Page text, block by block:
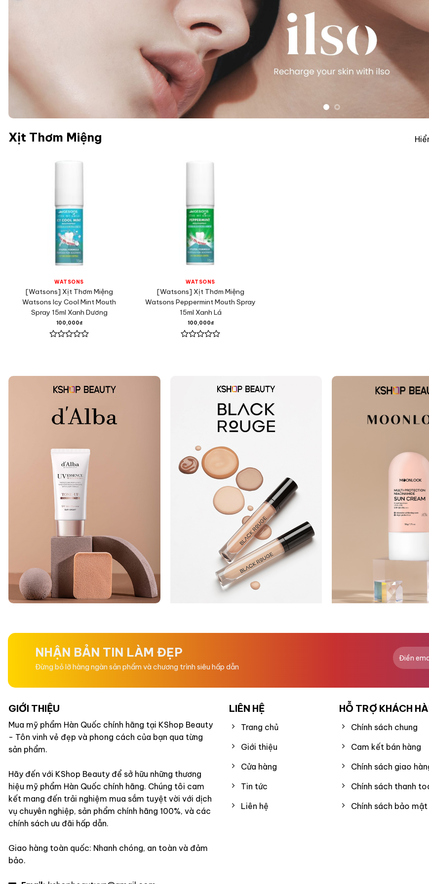
Xịt Thơm Miệng
WATSONS
[Watsons] Xịt Thơm Miệng
Watsons Icy Cool Mint Mouth
Spray 15ml Xanh Dương
100,000₫
5
sao
WATSONS
[Watsons] Xịt Thơm Miệng
Watsons Peppermint Mouth Spray
15ml Xanh Lá
100,000₫
NHẬN BẢN TIN LÀM ĐẸP
Đừng bỏ lỡ hàng ngàn sản phẩm và chương trình siêu hấp dẫn
GIỚI THIỆU
Mua mỹ phẩm Hàn Quốc chính hãng tại KShop Beauty
- Tôn vinh vẻ đẹp và phong cách của bạn qua từng
sản phẩm.
Hãy đến với KShop Beauty để sở hữu những thương
hiệu mỹ phẩm Hàn Quốc chính hãng. Chúng tôi cam
kết mang đến trải nghiệm mua sắm tuyệt vời với dịch
vụ chuyên nghiệp, sản phẩm chính hãng 100%, và các
chính sách ưu đãi hấp dẫn.
Giao hàng toàn quốc: Nhanh chóng, an toàn và đảm
bảo.
LIÊN HỆ
Trang chủ
Giới thiệu
Cửa hàng
Tin tức
Liên hệ
HỖ TRỢ KHÁCH
Chính sách chung
Cam kết bán hàng
Chính sách giao
Chính sách thanh
Chính sách bảo mật